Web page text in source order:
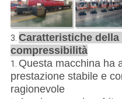
3. Caratteristiche
compressibilità
1. Questa macchina ha
prestazione stabile e
ragionevole